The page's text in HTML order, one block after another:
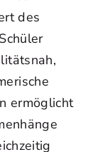
des
ermöglicht